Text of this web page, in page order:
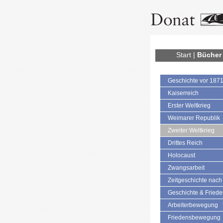
Start| Bücher
Geschichte vor 1871
Kaiserreich
Erster Weltkrieg
Weimarer Republik
Zweiter Weltkrieg
Drittes Reich
Holocaust
Zwangsarbeit
Zeitgeschichte
Geschichte &
Arbeiterbewegung
Friedensbewegung